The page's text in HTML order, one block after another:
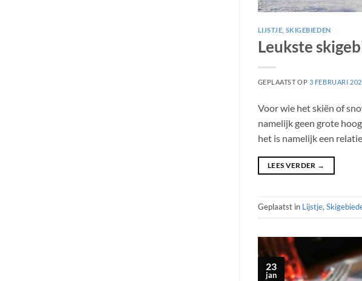
LIJSTJE SKIGEBIEDEN
Leukste
GEPLAATST OP 3 FEBRUARI
Voor wie het skiën of
namelijk geen grote
het is namelijk een
LEES VERDER →
Geplaatst in Lijstje,
23
jan